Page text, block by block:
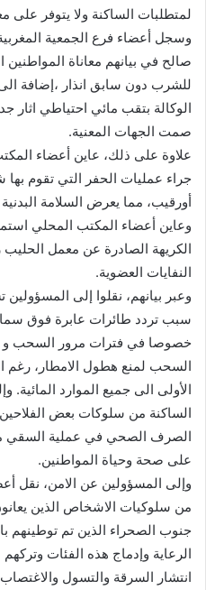
لمتطلبات الساكنة ولا يتوفر على
وسجل أعضاء فرع الجمعية
صالح في بيانهم معاناة المواطنين
للشرب دون سابق انذار ،إضافة
الوكالة بتقب مائي احتياطي اثار
صمت الجهات المعنية.
علاوة على ذلك، عاين أعضاء المكتب
جراء عمليات الحفر التي تقوم
أورقيب، مما يعرض السلامة
وعاين أعضاء المكتب المحلي
الكريهة الصادرة عن معمل
النفايات العضوية.
وعبر بيانهم، نقلوا إلى
سبب تردد طائرات عابرة فوق
خصوصا في فترات مرور السحب و
السحب لمنع هطول الامطار، رغم
الأولى الى جميع الموارد
الساكنة من سلوكات بعض
الصرف الصحي في عملية السقي
على صحة وحياة المواطنين.
وإلى المسؤولين عن الامن، نقل
من سلوكيات الاشخاص الذين
جنوب الصحراء الذين تم توطينهم
الرعاية وإدماج هذه الفئات
انتشار السرقة والتسول